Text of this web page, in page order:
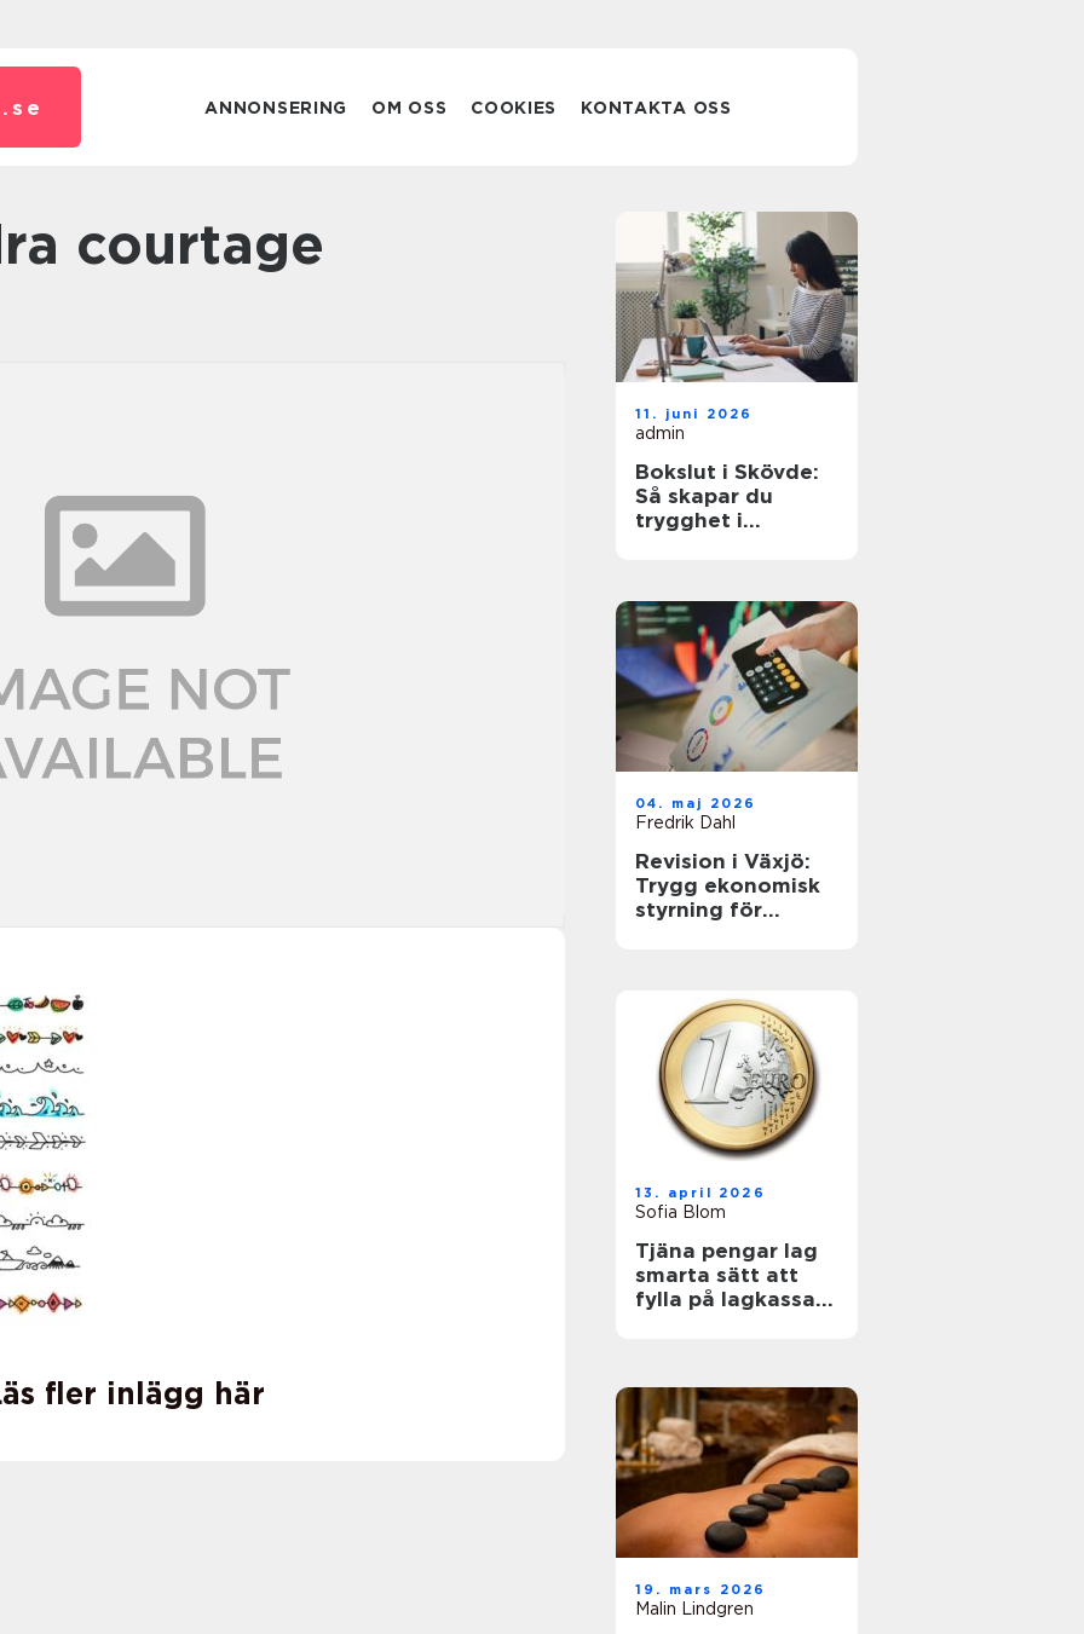
se ANNONSERING OM OSS COOKIES KONTAKTA OSS
courtage
fler inlägg här
11. juni 2026
admin
Bokslut i Skövde:
Så skapar du
trygghet i
04. maj 2026
Fredrik Dahl
Revision i Växjö:
Trygg ekonomisk
styrning för
13. april 2026
Sofia Blom
Tjäna pengar lag
smarta sätt att
fylla på lagkassan
19. mars 2026
Malin Lindgren